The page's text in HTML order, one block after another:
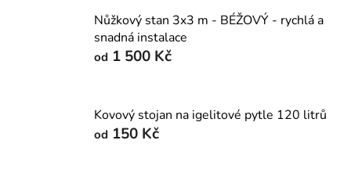
Nůžkový stan 3x3 m - BÉŽOVÝ - rychlá a
snadná instalace
od 1 500 Kč
Kovový stojan na igelitové pytle 120 litrů
od 150 Kč